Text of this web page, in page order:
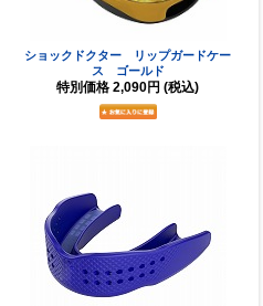
ショックドクター リップガードケー
ス ゴールド
特別価格 2,090円 (税込)